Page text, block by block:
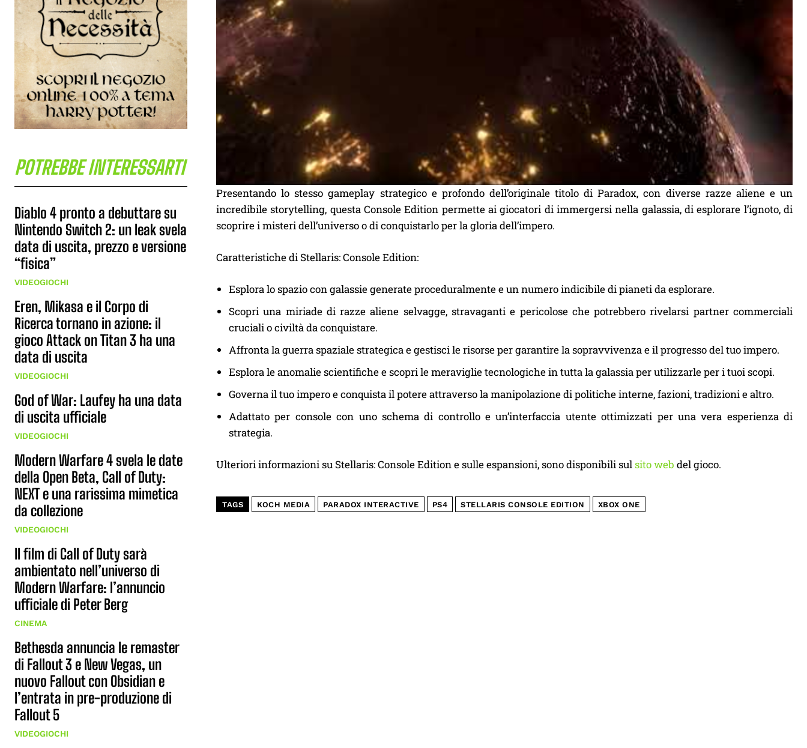
POTREBBE INTERESSARTI
Diablo 4 pronto a debuttare su
Nintendo Switch 2: un leak svela
data di uscita, prezzo e versione
“fisica”
VIDEOGIOCHI
Eren, Mikasa e il Corpo di
Ricerca tornano in azione: il
gioco Attack on Titan 3 ha una
data di uscita
VIDEOGIOCHI
God of War: Laufey ha una data
di uscita ufficiale
VIDEOGIOCHI
Modern Warfare 4 svela le date
della Open Beta, Call of Duty:
NEXT e una rarissima mimetica
da collezione
VIDEOGIOCHI
Il film di Call of Duty sarà
ambientato nell’universo di
Modern Warfare: l’annuncio
ufficiale di Peter Berg
CINEMA
Bethesda annuncia le remaster
di Fallout 3 e New Vegas, un
nuovo Fallout con Obsidian e
l’entrata in pre-produzione di
Fallout 5
VIDEOGIOCHI
Presentando lo stesso gameplay strategico e profondo dell’originale titolo di Paradox, con diverse razze aliene e un
incredibile storytelling, questa Console Edition permette ai giocatori di immergersi nella galassia, di esplorare l’ignoto, di
scoprire i misteri dell’universo o di conquistarlo per la gloria dell’impero.
Caratteristiche di Stellaris: Console Edition:
Esplora lo spazio con galassie generate proceduralmente e un numero indicibile di pianeti da esplorare.
Scopri una miriade di razze aliene selvagge, stravaganti e pericolose che potrebbero rivelarsi partner commerciali
cruciali o civiltà da conquistare.
Affronta la guerra spaziale strategica e gestisci le risorse per garantire la sopravvivenza e il progresso del tuo impero.
Esplora le anomalie scientifiche e scopri le meraviglie tecnologiche in tutta la galassia per utilizzarle per i tuoi scopi.
Governa il tuo impero e conquista il potere attraverso la manipolazione di politiche interne, fazioni, tradizioni e altro.
Adattato per console con uno schema di controllo e un’interfaccia utente ottimizzati per una vera esperienza di
strategia.
Ulteriori informazioni su Stellaris: Console Edition e sulle espansioni, sono disponibili sulsito web del gioco.
TAGS KOCH MEDIA PARADOX INTERACTIVE PS4 STELLARIS CONSOLE EDITION XBOX ONE